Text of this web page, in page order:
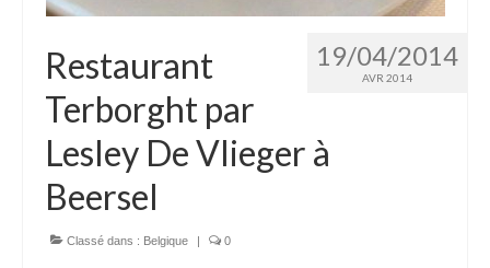
19/04/2014
AVR 2014
Restaurant
Terborght par
Lesley De Vlieger à
Beersel
Classé dans : Belgique | 0